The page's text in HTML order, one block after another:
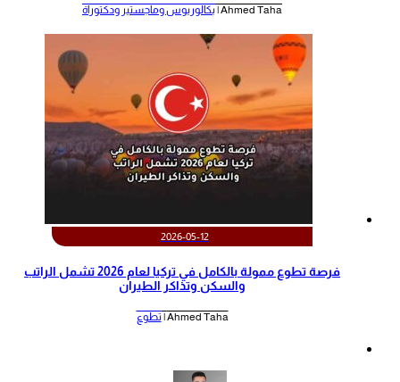
Ahmed Taha | بكالوريوس وماجستير ودكتوراة
2026-05-12
‫فرصة تطوع ممولة بالكامل في تركيا لعام 2026 تشمل الراتب
والسكن وتذاكر الطيران‬
Ahmed Taha | تطوع